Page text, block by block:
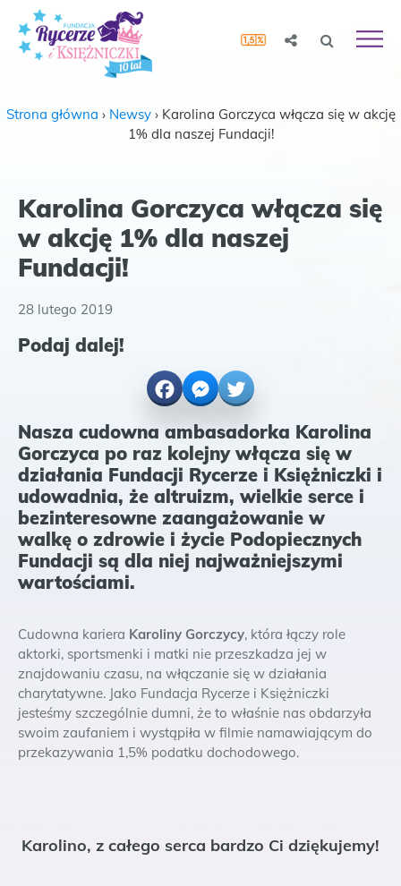
Strona główna › Newsy› Karolina Gorczyca włącza się w akcję
1% dla naszej Fundacji!
Karolina Gorczyca włącza się
w akcję 1% dla naszej
Fundacji!
28 lutego 2019
Podaj dalej!
FacebookMessenger
Twitter
Nasza cudowna ambasadorka Karolina
Gorczyca po raz kolejny włącza się w
działania Fundacji Rycerze i Księżniczki i
udowadnia, że altruizm, wielkie serce i
bezinteresowne zaangażowanie w
walkę o zdrowie i życie Podopiecznych
Fundacji są dla niej najważniejszymi
wartościami.
Cudowna kariera Karoliny Gorczycy, która łączy role
aktorki, sportsmenki i matki nie przeszkadza jej w
znajdowaniu czasu, na włączanie się w działania
charytatywne. Jako Fundacja Rycerze i Księżniczki
jesteśmy szczególnie dumni, że to właśnie nas obdarzyła
swoim zaufaniem i wystąpiła w filmie namawiającym do
przekazywania 1,5% podatku dochodowego.
Karolino, z całego serca bardzo Ci dziękujemy!